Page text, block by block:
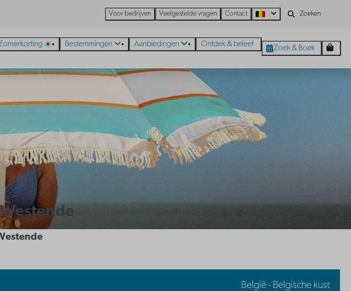
Voor bedrijven Veelgestelde vragen Contact
☀️ Bestemmingen Aanbiedingen Ontdek & beleef Zoek & Boek
België - Belgische kust